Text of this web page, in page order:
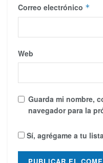
Correo electrónico *
Web
Guarda mi nombre,
navegador para la
Sí, agrégame a tu